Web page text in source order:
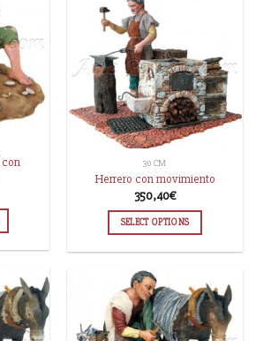
30 CM
Herrero con movimiento
350,40€
SELECT OPTIONS